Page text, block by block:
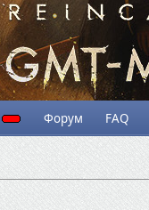
Форум FAQ